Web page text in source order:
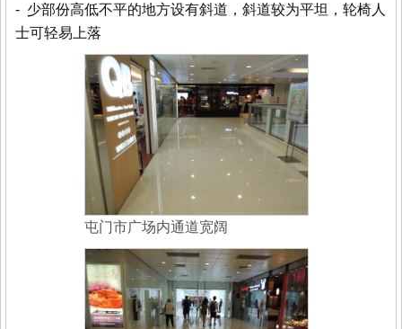
- 少部份高低不平的地方设有斜道，斜道较为平坦，轮椅人
士可轻易上落
屯门市广场内通道宽阔